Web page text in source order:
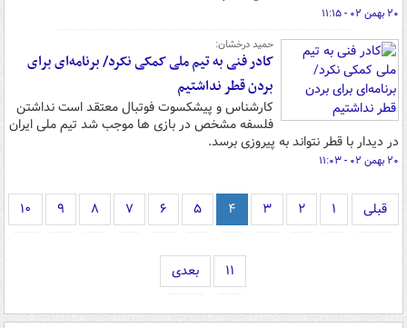
۲۰ بهمن ۰۲ - ۱۱:۱۵
حمید درخشان:
کادر فنی به تیم ملی کمکی نکرد/ برنامه‌ای برای
بردن قطر نداشتیم
کارشناس و پیشکسوت فوتبال معتقد است نداشتن
فلسفه مشخص در بازی ها موجب شد تیم ملی ایران
در دیدار با قطر نتواند به پیروزی برسد.
۲۰ بهمن ۰۲ - ۱۱:۰۳
قبلی ۱ ۲ ۳ ۴ ۵ ۶ ۷ ۸ ۹ ۱۰
۱۱ بعدی